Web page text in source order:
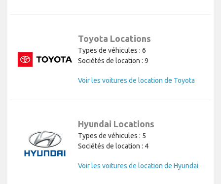
Toyota Locations
Types de véhicules : 6
Sociétés de location : 9
Voir les voitures de location de Toyota
Hyundai Locations
Types de véhicules : 5
Sociétés de location : 4
Voir les voitures de location de Hyundai